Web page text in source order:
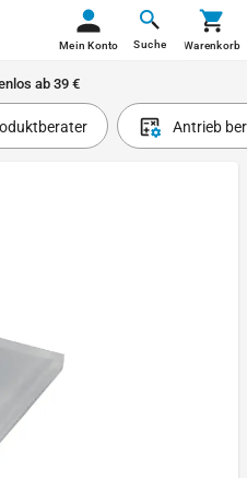
Suche
Mein Konto Warenkorb
ab 39 €
Antrieb